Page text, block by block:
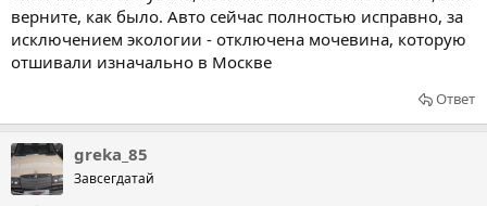
верните, как было. Авто сейчас полностью исправно, за
исключением экологии - отключена мочевина, которую
отшивали изначально в Москве
Ответ
greka_85
Завсегдатай